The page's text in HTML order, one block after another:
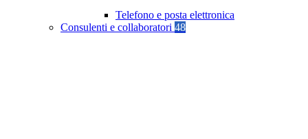
Telefono e posta elettronica
Consulenti e collaboratori 48